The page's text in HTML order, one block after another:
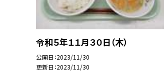
令和５年１１月３０日（木）
公開日 2023/11/30
更新日 2023/11/30